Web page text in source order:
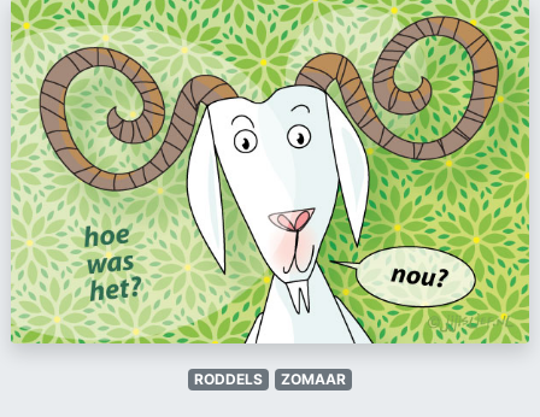
RODDELS ZOMAAR